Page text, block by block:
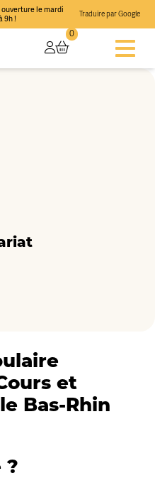
ouverture le mardi
9h !
Traduire par Google
0
et
Bas-Rhin
?